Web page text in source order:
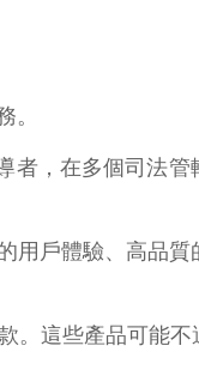
。
者，在多個司法管
用戶體驗、高品
。這些產品可能